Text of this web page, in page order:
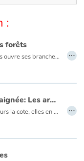
:
forêts
Froutch, froutch… la forêt nous ouvre ses branches ! Comme au cours d'une promenade, cet album invite à prendre son temps, à observer tout ce qui se passe autour de nous. Dans la forêt, qu'elle soit tropicale, humide ou encore tempérée, la vie fourmille : il y a tant à découvrir !
…
Mystères et toiles d'araignée: Les aranéides
Les araignées n'ont pas toujours la cote, elles en effraient plus d'un ! Et pourtant, on a beaucoup à apprendre de ces tisserandes de génie… Bien que les araignées sont dotées de huit pattes, on les prend souvent pour des insectes. Erreur ! Elles font partie de la famille des arachnides, aux côtés des scorpions et des acariens. Aujourd'hui, on compte près 50 000 espèces d'araignées dans le monde …